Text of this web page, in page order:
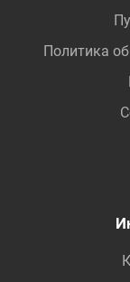
Политика